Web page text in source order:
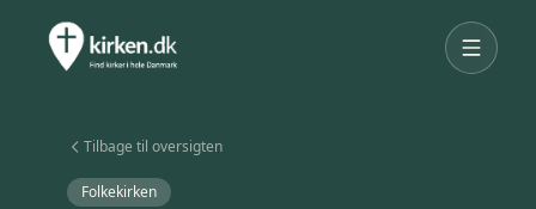
Tilbage til oversigten
Folkekirken